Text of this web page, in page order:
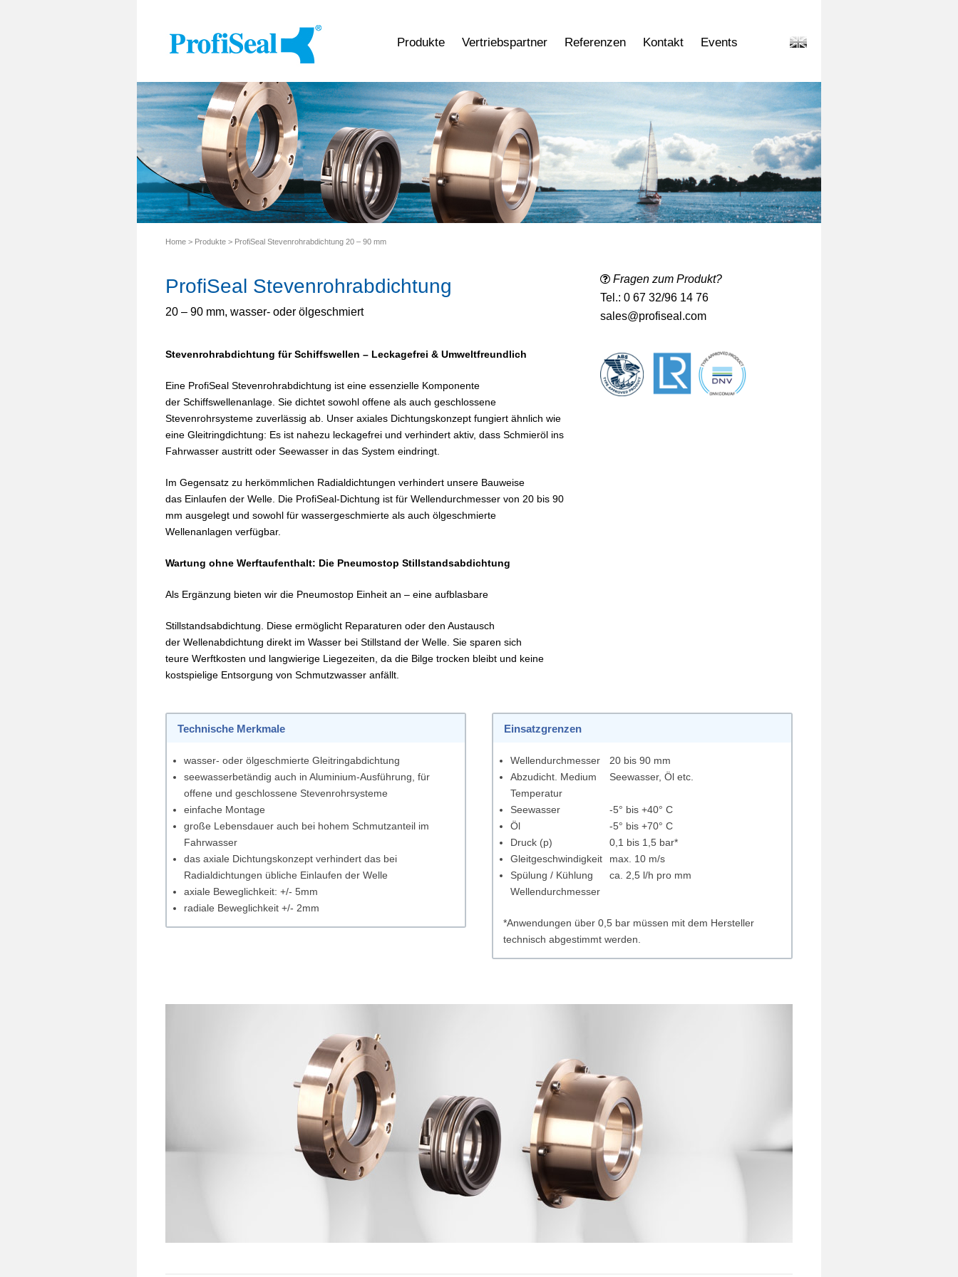
Produkte Vertriebspartner Referenzen Kontakt Events
Home > Produkte > ProfiSeal Stevenrohrabdichtung 20 – 90 mm
ProfiSeal Stevenrohrabdichtung
20 – 90 mm, wasser- oder ölgeschmiert
Stevenrohrabdichtung für Schiffswellen – Leckagefrei & Umweltfreundlich
Eine ProfiSeal Stevenrohrabdichtung ist eine essenzielle Komponente
der Schiffswellenanlage. Sie dichtet sowohl offene als auch geschlossene
Stevenrohrsysteme zuverlässig ab. Unser axiales Dichtungskonzept fungiert ähnlich wie
eine Gleitringdichtung: Es ist nahezu leckagefrei und verhindert aktiv, dass Schmieröl ins
Fahrwasser austritt oder Seewasser in das System eindringt.
Im Gegensatz zu herkömmlichen Radialdichtungen verhindert unsere Bauweise
das Einlaufen der Welle. Die ProfiSeal-Dichtung ist für Wellendurchmesser von 20 bis 90
mm ausgelegt und sowohl für wassergeschmierte als auch ölgeschmierte
Wellenanlagen verfügbar.
Wartung ohne Werftaufenthalt: Die Pneumostop Stillstandsabdichtung
Als Ergänzung bieten wir die Pneumostop Einheit an – eine aufblasbare
Stillstandsabdichtung. Diese ermöglicht Reparaturen oder den Austausch
der Wellenabdichtung direkt im Wasser bei Stillstand der Welle. Sie sparen sich
teure Werftkosten und langwierige Liegezeiten, da die Bilge trocken bleibt und keine
kostspielige Entsorgung von Schmutzwasser anfällt.
Fragen zum Produkt?
Tel.: 0 67 32/96 14 76
sales@profiseal.com
Technische Merkmale
wasser- oder ölgeschmierte Gleitringabdichtung
seewasserbetändig auch in Aluminium-Ausführung, für
offene und geschlossene Stevenrohrsysteme
einfache Montage
große Lebensdauer auch bei hohem Schmutzanteil im
Fahrwasser
das axiale Dichtungskonzept verhindert das bei
Radialdichtungen übliche Einlaufen der Welle
axiale Beweglichkeit: +/- 5mm
radiale Beweglichkeit +/- 2mm
Einsatzgrenzen
Wellendurchmesser
20 bis 90 mm
Abzudicht. Medium
Seewasser, Öl etc.
Temperatur
Seewasser
-5° bis +40° C
Öl
-5° bis +70° C
Druck (p)
0,1 bis 1,5 bar*
Gleitgeschwindigkeit
max. 10 m/s
Spülung / Kühlung
ca. 2,5 l/h pro mm
Wellendurchmesser
*Anwendungen über 0,5 bar müssen mit dem Hersteller
technisch abgestimmt werden.